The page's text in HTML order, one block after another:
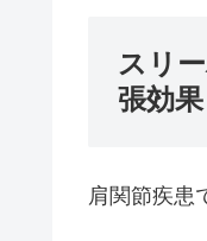
スリ
張効果
肩関節疾患